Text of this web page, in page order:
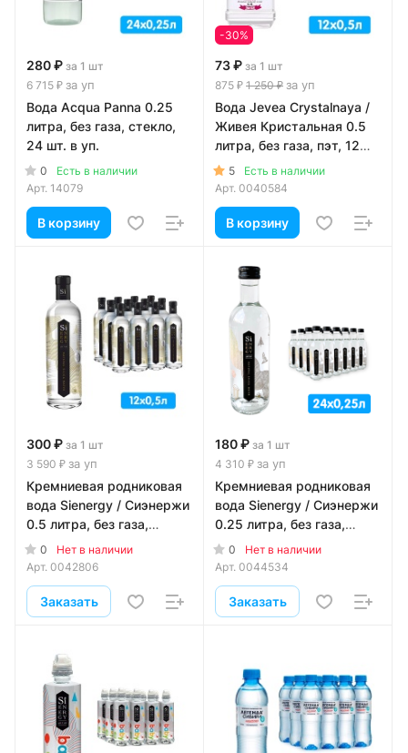
280 ₽ за 1 шт
6 715 ₽ за уп
Вода Acqua Panna 0.25
литра, без газа, стекло,
24 шт. в уп.
0
Есть в наличии
Арт. 14079
В корзину
-30%
73 ₽ за 1 шт
875 ₽ 1 250 ₽ за уп
Вода Jevea Crystalnaya /
Живея Кристальная 0.5
литра, без газа, пэт, 12
шт. в уп.
5
Есть в наличии
Арт. 0040584
В корзину
300 ₽ за 1 шт
3 590 ₽ за уп
Кремниевая родниковая
вода Sienergy / Сиэнержи
0.5 литра, без газа,
стекло, 12 шт. в уп.
0
Нет в наличии
Арт. 0042806
Заказать
180 ₽ за 1 шт
4 310 ₽ за уп
Кремниевая родниковая
вода Sienergy / Сиэнержи
0.25 литра, без газа,
стекло, 24 шт. в уп.
0
Нет в наличии
Арт. 0044534
Заказать